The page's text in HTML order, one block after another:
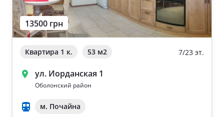
13500 грн
Квартира 1 к. 53 м2 7/23 эт.
ул. Иорданская 1
Оболонский район
м. Почайна